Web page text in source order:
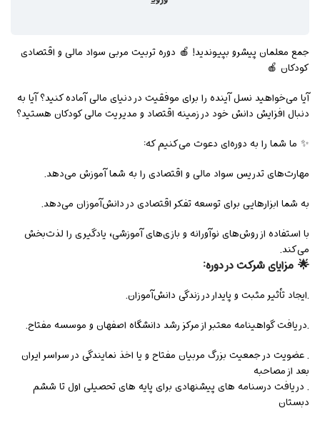
جمع معلمان پیشرو بپیوندید! 🍎 دوره تربیت مربی سواد مالی و اقتصادی
کودکان 🍎
آیا می‌خواهید نسل آینده را برای موفقیت در دنیای مالی آماده کنید؟ آیا به
دنبال افزایش دانش خود در زمینه اقتصاد و مدیریت مالی کودکان هستید؟
✨ ما شما را به دوره‌ای دعوت می‌کنیم که:
مهارت‌های تدریس سواد مالی و اقتصادی را به شما آموزش می‌دهد.
به شما ابزارهایی برای توسعه تفکر اقتصادی در دانش‌آموزان می‌دهد.
با استفاده از روش‌های نوآورانه و بازی‌های آموزشی، یادگیری را لذت‌بخش
می‌کند.
🌟 مزایای شرکت در دوره:
.ایجاد تأثیر مثبت و پایدار در زندگی دانش‌آموزان.
.دریافت گواهینامه معتبر از مرکز رشد دانشگاه اصفهان و موسسه مفتاح.
. عضویت در جمعیت بزرگ مربیان مفتاح و یا اخذ نمایندگی در سراسر ایران
بعد از مصاحبه
. دریافت درسنامه های پیشنهادی برای پایه های تحصیلی اول تا ششم
دبستان